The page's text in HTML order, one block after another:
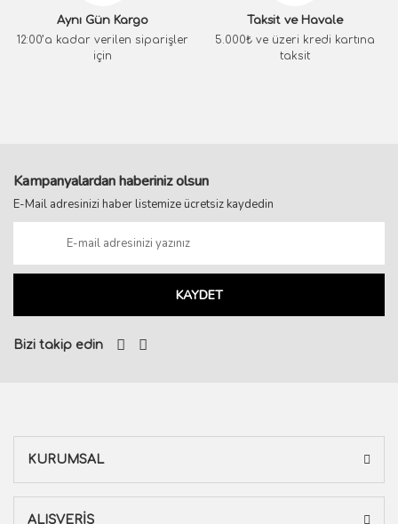
Aynı Gün Kargo
12:00’a kadar verilen siparişler
için
Taksit ve Havale
5.000₺ ve üzeri kredi kartına
taksit
Kampanyalardan haberiniz olsun
E-Mail adresinizi haber listemize ücretsiz kaydedin
KAYDET
Bizi takip edin
KURUMSAL
ALIŞVERİŞ